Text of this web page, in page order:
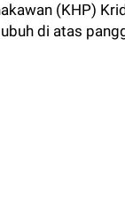
(KHP)
di atas